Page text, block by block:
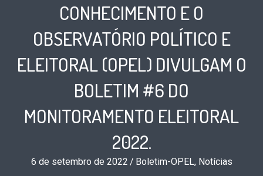
CONHECIMENTO E O
OBSERVATÓRIO POLÍTICO E
ELEITORAL (OPEL) DIVULGAM O
BOLETIM #6 DO
MONITORAMENTO ELEITORAL
2022.
6 de setembro de 2022 / Boletim-OPEL, Notícias